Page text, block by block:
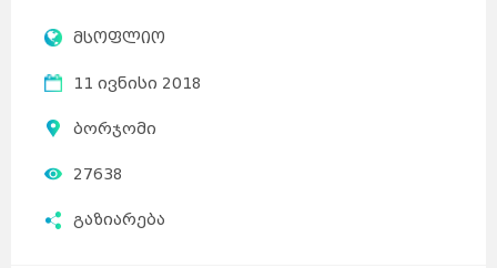
მსოფლიო
11 ივნისი 2018
ბორჯომი
27638
გაზიარება